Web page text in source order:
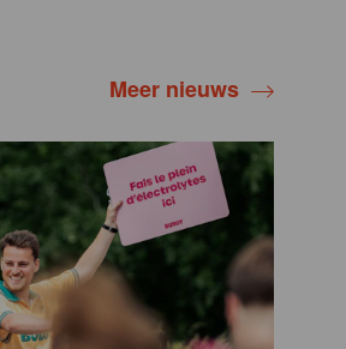
Meer nieuws